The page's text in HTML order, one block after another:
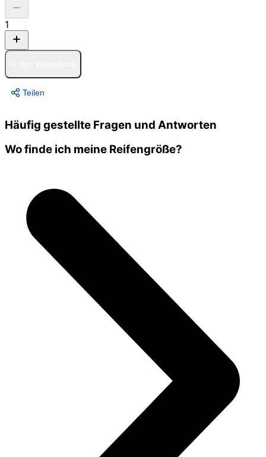
1
Teilen
Häufig gestellte Fragen und Antworten
Wo finde ich meine Reifengröße?